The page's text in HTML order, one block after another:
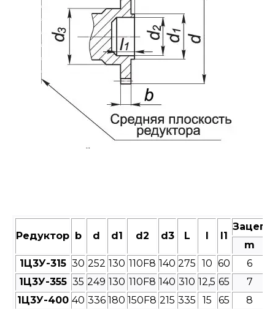
Редуктор b d d1 d2 d3 L l l1
m
1Ц3У-315 30 252 130 110F8 140 275 10 60
6
1Ц3У-355 35 249 130 110F8 140 310 12,5 65
7
1Ц3У-400 40 336 180 150F8 215 335 15 65 8